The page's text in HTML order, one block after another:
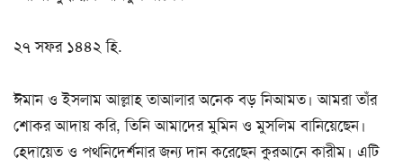
২৭ সফর ১৪৪২ হি.
ঈমান ও ইসলাম আল্লাহ তাআলার অনেক বড় নিআমত। আমরা তাঁর
শোকর আদায় করি, তিনি আমাদের মুমিন ও মুসলিম বানিয়েছেন।
হেদায়েত ও পথনিদের্শনার জন্য দান করেছেন কুরআনে কারীম। এটি